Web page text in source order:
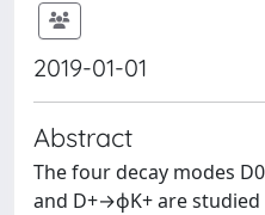
2019-01-01
Abstract
The four decay modes
and D+→ϕK+ are